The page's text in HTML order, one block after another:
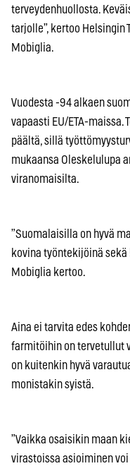
terveydenhuollosta.
tarjolle”, kertoo Helsingin
Mobiglia.
Vuodesta -94 alkaen
vapaasti EU/ETA-maissa.
päältä, sillä
mukaansa Oleskelulupa
viranomaisilta.
”Suomalaisilla on hyvä
kovina työntekijöinä
Mobiglia kertoo.
Aina ei tarvita edes
farmitöihin on tervetullut
on kuitenkin hyvä
monistakin syistä.
”Vaikka osaisikin maan
virastoissa asioiminen